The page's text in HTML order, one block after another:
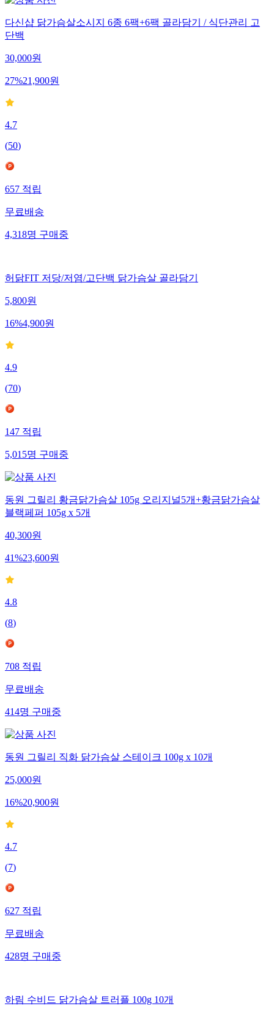
다신샵 닭가슴살소시지 6종 6팩+6팩 골라담기 / 식단관리 고
단백
30,000원
27%21,900원
4.7
(50)
657 적립
무료배송
4,318명 구매중
허닭FIT 저당/저염/고단백 닭가슴살 골라담기
5,800원
16%4,900원
4.9
(70)
147적립
5,015명구매중
동원 그릴리 황금닭가슴살 105g 오리지널5개+황금닭가슴살
블랙페퍼 105g x 5개
40,300원
41%23,600원
4.8
(8)
708적립
무료배송
414명구매중
동원 그릴리 직화 닭가슴살 스테이크 100g x 10개
25,000원
16%20,900원
4.7
(7)
627적립
무료배송
428명구매중
하림 수비드 닭가슴살 트러플 100g 10개